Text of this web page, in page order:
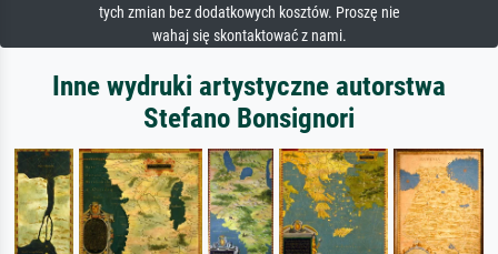
tych zmian bez dodatkowych kosztów. Proszę nie
wahaj się skontaktować z nami.
Inne wydruki artystyczne autorstwa
Stefano Bonsignori